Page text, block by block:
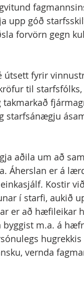
upp góð
forvörn gegn
fyrir
til
starfsánægju
aðila um að
Áherslan er á
Kostir
í starfi, aukið
er að hæfileikar
m.a. á
hugrekkis
vernda